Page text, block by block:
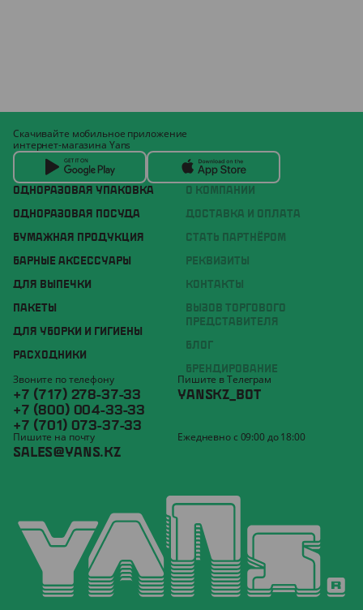
ОДНОРАЗОВАЯ УПАКОВКА
ОДНОРАЗОВАЯ ПОСУДА
БУМАЖНАЯ ПРОДУКЦИЯ
БАРНЫЕ АКСЕССУАРЫ
ДЛЯ ВЫПЕЧКИ
ПАКЕТЫ
ДЛЯ УБОРКИ И ГИГИЕНЫ
РАСХОДНИКИ
О КОМПАНИИ
ДОСТАВКА И ОПЛАТА
СТАТЬ ПАРТНЁРОМ
РЕКВИЗИТЫ
КОНТАКТЫ
ВЫЗОВ ТОРГОВОГО
ПРЕДСТАВИТЕЛЯ
БЛОГ
БРЕНДИРОВАНИЕ
Скачивайте мобильное приложение
интернет-магазина Yans
Звоните по телефону
+7 (717) 278-37-33
+7 (800) 004-33-33
+7 (701) 073-37-33
Пишите в Телеграм
YANSKZ_BOT
Пишите на почту
SALES@YANS.KZ
Ежедневно с 09:00 до 18:00